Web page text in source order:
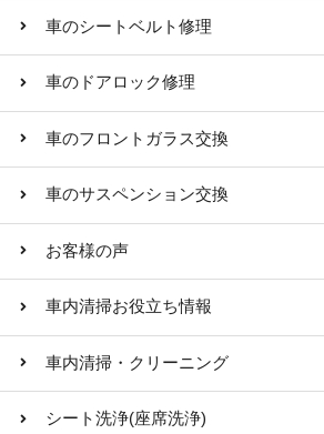
車のシートベルト修理
車のドアロック修理
車のフロントガラス交換
車のサスペンション交換
お客様の声
車内清掃お役立ち情報
車内清掃・クリーニング
シート洗浄(座席洗浄)